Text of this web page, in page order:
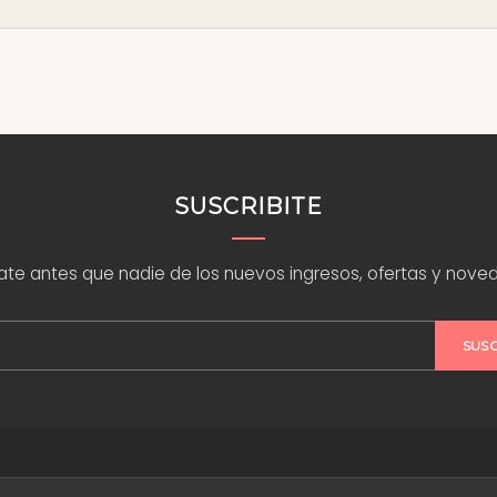
SUSCRIBITE
antes que nadie de los nuevos ingresos, ofertas y